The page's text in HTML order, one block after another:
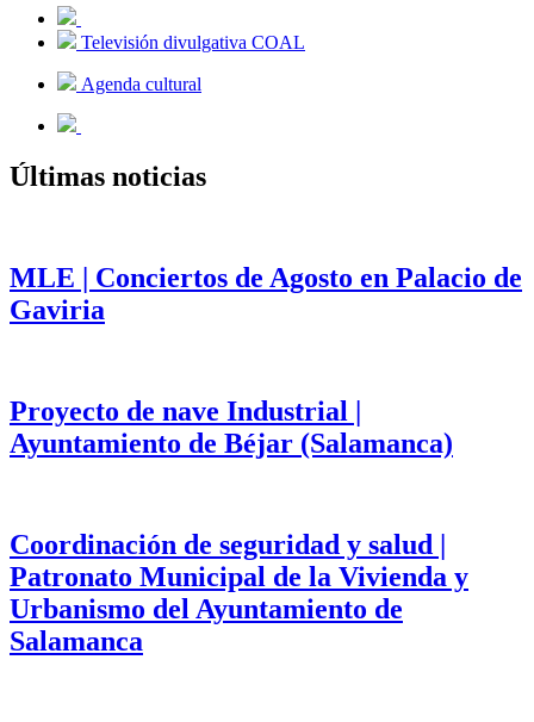
Televisión divulgativa COAL
Agenda cultural
Últimas noticias
MLE | Conciertos de Agosto en Palacio de
Gaviria
Proyecto de nave Industrial |
Ayuntamiento de Béjar (Salamanca)
Coordinación de seguridad y salud |
Patronato Municipal de la Vivienda y
Urbanismo del Ayuntamiento de
Salamanca